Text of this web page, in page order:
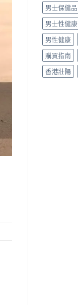
男士保健品
男士性健康
男性健康
購買指南
香港壯陽